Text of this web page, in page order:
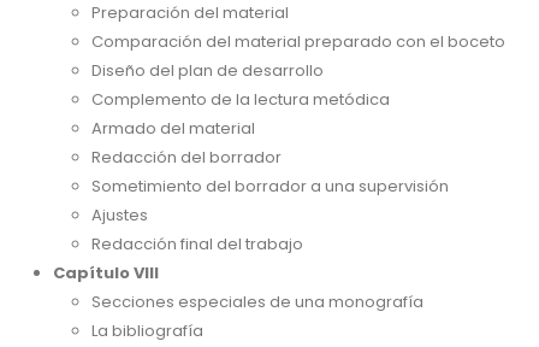
Preparación del material
Comparación del material preparado con el boceto
Diseño del plan de desarrollo
Complemento de la lectura metódica
Armado del material
Redacción del borrador
Sometimiento del borrador a una supervisión
Ajustes
Redacción final del trabajo
Capítulo VIII
Secciones especiales de una monografía
La bibliografía